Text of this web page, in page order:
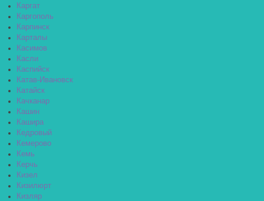
Каргат
Каргополь
Карпинск
Карталы
Касимов
Касли
Каспийск
Катав-Ивановск
Катайск
Качканар
Кашин
Кашира
Кедровый
Кемерово
Кемь
Керчь
Кизел
Кизилюрт
Кизляр